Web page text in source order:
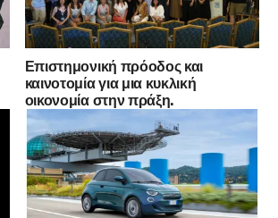
Επιστημονική πρόοδος και
καινοτομία για μια κυκλική
οικονομία στην πράξη.